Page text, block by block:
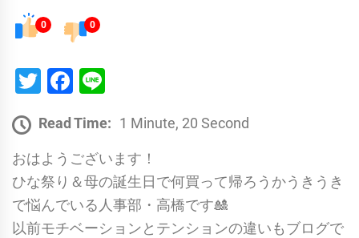
0 0
TwitterFacebook
Read Time: 1 Minute, 20 Second
おはようございます！
ひな祭り＆母の誕生日で何買って帰ろうかうきうき
で悩んでいる人事部・高橋です🎎
以前モチベーションとテンションの違いもブログで